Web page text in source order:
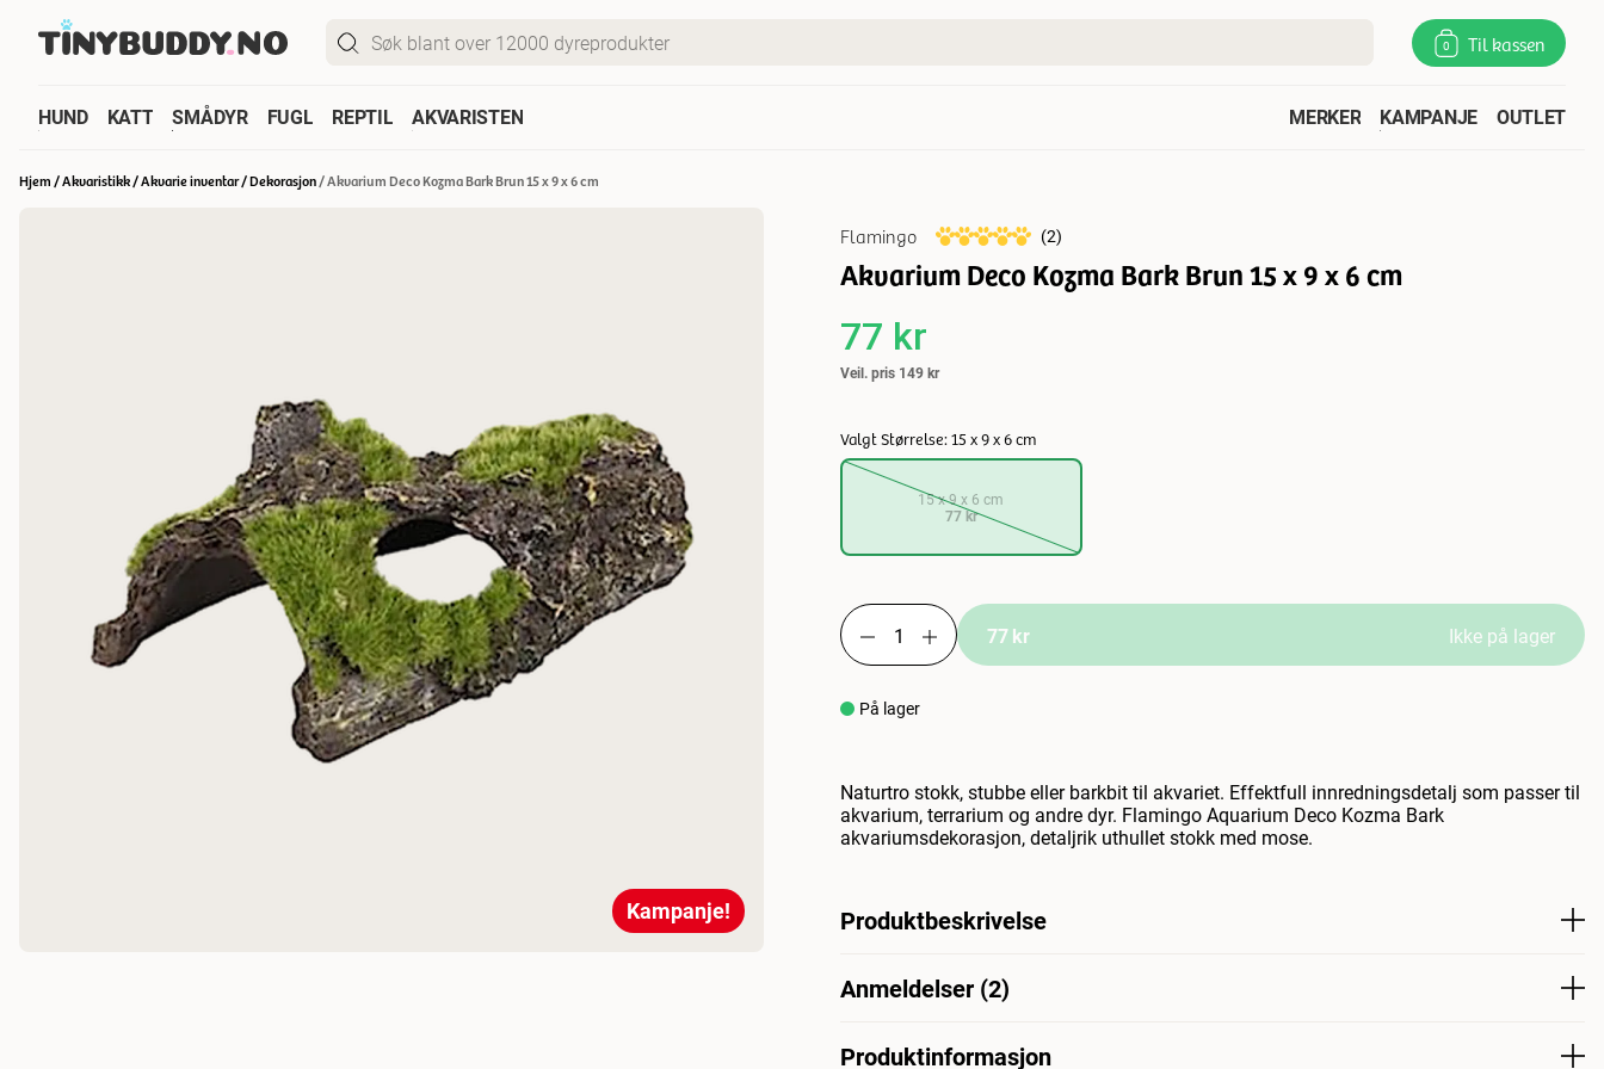
0 Til kassen
HUND KATT SMÅDYR FUGL REPTIL AKVARISTEN MERKER KAMPANJE OUTLET
Hjem /Akvaristikk/Akvarie inventar/Dekorasjon/Akvarium Deco Kozma Bark Brun 15 x 9 x 6 cm
Kampanje!
Flamingo
Akvarium Deco Kozma Bark Brun 15 x 9 x 6 cm
(2)
77 kr
Veil. pris 149 kr
Valgt Størrelse: 15 x 9 x 6 cm
15 x 9 x 6 cm
77 kr
77 kr Ikke på lager
På lager
Naturtro stokk, stubbe eller barkbit til akvariet. Effektfull innredningsdetalj som passer til
akvarium, terrarium og andre dyr. Flamingo Aquarium Deco Kozma Bark
akvariumsdekorasjon, detaljrik uthullet stokk med mose.
Produktbeskrivelse
akvarium, terrarium og andre dyr. Flamingo Aquarium Deco Kozma Bark er en detaljert
Anmeldelser (2)
Produktinformasjon